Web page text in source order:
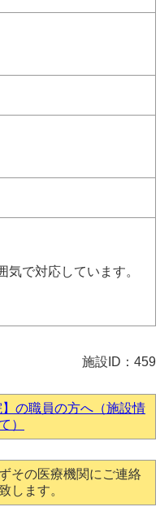
気で対応しています。
施設ID：459
の職員の方へ（施設情
）
その医療機関にご連絡
します。